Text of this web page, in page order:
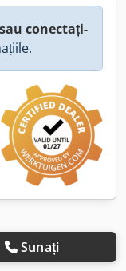
conectați-
Sunați